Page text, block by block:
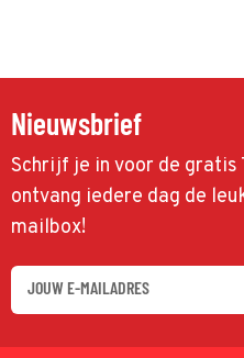
Nieuwsbrief
Schrijf je in voor de gratis
ontvang iedere dag de
mailbox!